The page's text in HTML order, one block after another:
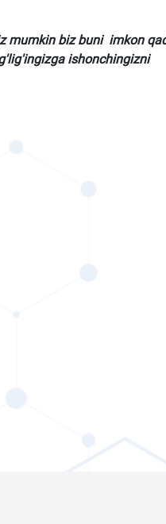
mumkin biz buni imkon
ishonchingizni